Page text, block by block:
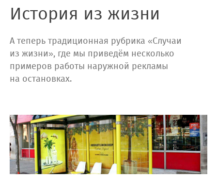
История из жизни
А теперь традиционная рубрика «Случаи
из жизни», где мы приведём несколько
примеров работы наружной рекламы
на остановках.